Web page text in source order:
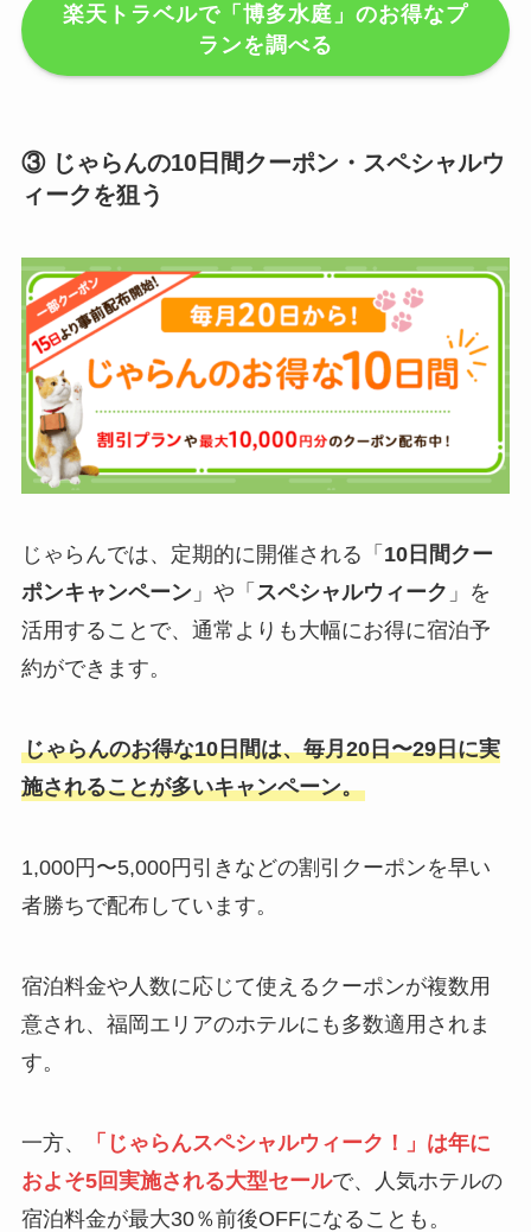
楽天トラベルで「博多水庭」のお得なプ
ランを調べる
③ じゃらんの10日間クーポン・スペシャルウ
ィークを狙う
じゃらんでは、定期的に開催される「 10日間クー
ポンキャンペーン」や「 スペシャルウィーク 」を
活用することで、通常よりも大幅にお得に宿泊予
約ができます。
じゃらんのお得な10日間は、毎月20日〜29日に実
施されることが多いキャンペーン。
1,000円〜5,000円引きなどの割引クーポンを早い
者勝ちで配布しています。
宿泊料金や人数に応じて使えるクーポンが複数用
意され、福岡エリアのホテルにも多数適用されま
す。
一方、
「じゃらんスペシャルウィーク！」は年に
およそ5回実施される大型セールで、人気ホテルの
宿泊料金が最大30％前後OFFになることも。